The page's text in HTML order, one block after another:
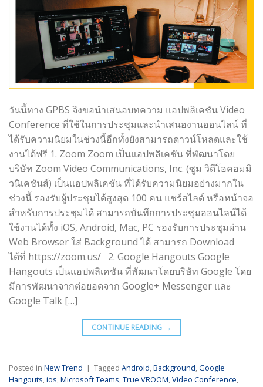
วันนี้ทาง GPBS จึงขอนำเสนอบทความ แอปพลิเคชัน Video
Conference ที่ใช้ในการประชุมและนำเสนองานออนไลน์ ที่
ได้รับความนิยมในช่วงนี้อีกทั้งยังสามารถดาวน์โหลดและใช้
งานได้ฟรี 1. Zoom Zoom เป็นแอปพลิเคชัน ที่พัฒนาโดย
บริษัท Zoom Video Communications, Inc. (ซูม วิดีโอคอมมิ
วนิเคชันส์) เป็นแอปพลิเคชัน ที่ได้รับความนิยมอย่างมากใน
ช่วงนี้ รองรับผู้ประชุมได้สูงสุด 100 คน แชร์สไลด์ หรือหน้าจอ
สำหรับการประชุมได้ สามารถบันทึกการประชุมออนไลน์ได้
ใช้งานได้ทั้ง iOS, Android, Mac, PC รองรับการประชุมผ่าน
Web Browser ใส่ Background ได้ สามารถ Download
ได้ที่ https://zoom.us/ 2. Google Hangouts Google
Hangouts เป็นแอปพลิเคชัน ที่พัฒนาโดยบริษัท Google โดย
มีการพัฒนาจากต่อยอดจาก Google+ Messenger และ
Google Talk […]
CONTINUE READING →
Posted in New Trend | Tagged Android,Background,Google
Hangouts,ios,Microsoft Teams,True VROOM,Video Conference,